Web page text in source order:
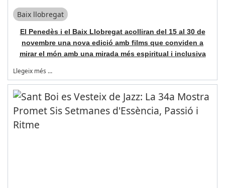
Baix llobregat
El Penedès i el Baix Llobregat acolliran del 15 al 30 de
novembre una nova edició amb films que conviden a
mirar el món amb una mirada més espiritual i inclusiva
Llegeix més …